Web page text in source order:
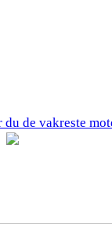
de vakreste